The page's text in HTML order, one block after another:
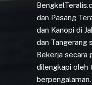
dan Pasang
dan Kanopi di
dan Tangerang
Bekerja secara
dilengkapi oleh